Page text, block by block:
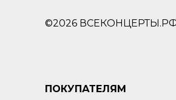
©2026
ПОКУПАТЕЛЯМ